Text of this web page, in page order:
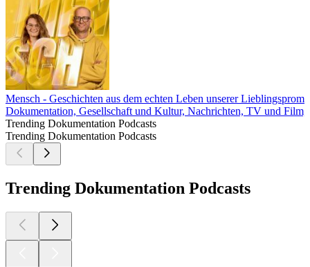
Mensch - Geschichten aus dem echten Leben unserer
Dokumentation, Gesellschaft und Kultur, Nachrichten, TV und Film,
Trending Dokumentation Podcasts
Trending Dokumentation Podcasts
Trending Dokumentation Podcasts